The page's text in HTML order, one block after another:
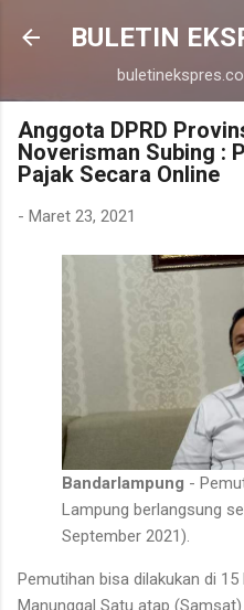
Langsung ke
BULETIN
Anggota DPRD
Noverisman Subing :
Pajak Secara Online
- Maret 23, 2021
Bandarlampung -
Lampung berlangsung
September 2021).
Pemutihan bisa dilakukan di
Manunggal Satu atap